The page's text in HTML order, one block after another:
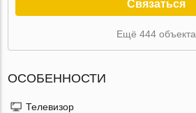
Связаться
Ещё 444 объекта
ОСОБЕННОСТИ
Телевизор